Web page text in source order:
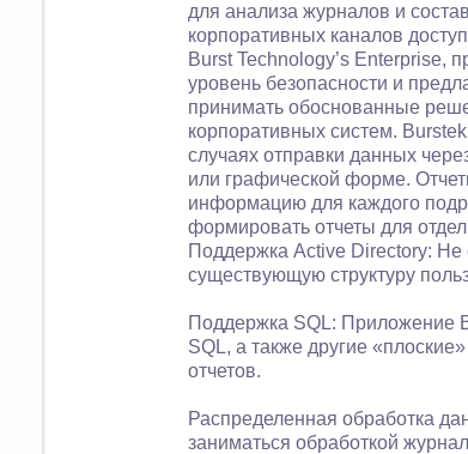
для анализа журналов и
корпоративных каналов
Burst Technology’s Enterprise,
уровень безопасности и
принимать обоснованные
корпоративных систем.
случаях отправки данных
или графической форме.
информацию для каждого
формировать отчеты для
Поддержка Active Directory: Не
существующую структуру
Поддержка SQL: Приложение
SQL, а также другие
отчетов.
Распределенная обработка
заниматься обработкой